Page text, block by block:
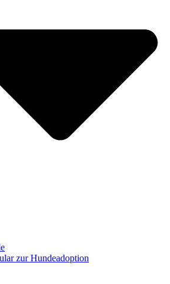
zur Hundeadoption